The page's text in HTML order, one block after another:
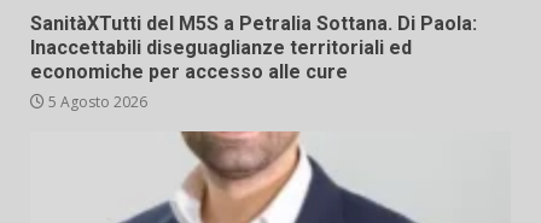
SanitàXTutti del M5S a Petralia Sottana. Di Paola:
Inaccettabili diseguaglianze territoriali ed
economiche per accesso alle cure
5 Agosto 2026